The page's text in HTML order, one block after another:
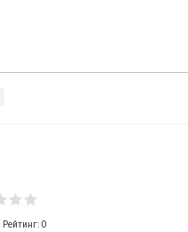
| Рейтинг: 0